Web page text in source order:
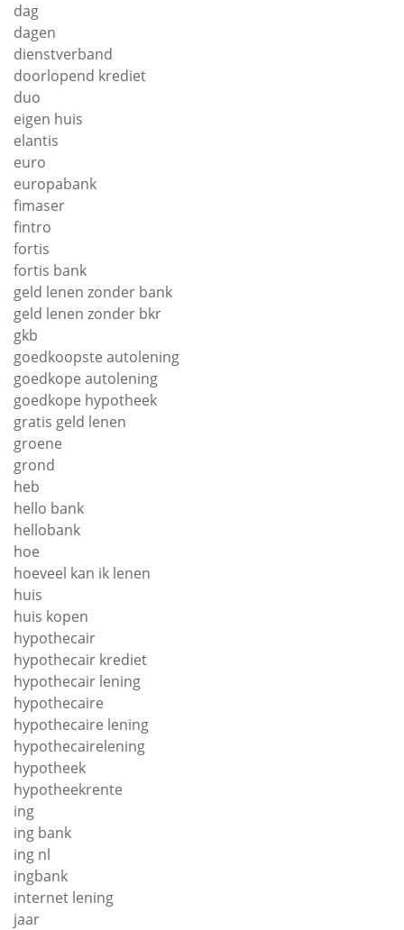
dag
dagen
dienstverband
doorlopend krediet
duo
eigen huis
elantis
euro
europabank
fimaser
fintro
fortis
fortis bank
geld lenen zonder bank
geld lenen zonder bkr
gkb
goedkoopste autolening
goedkope autolening
goedkope hypotheek
gratis geld lenen
groene
grond
heb
hello bank
hellobank
hoe
hoeveel kan ik lenen
huis
huis kopen
hypothecair
hypothecair krediet
hypothecair lening
hypothecaire
hypothecaire lening
hypothecairelening
hypotheek
hypotheekrente
ing
ing bank
ing nl
ingbank
internet lening
jaar